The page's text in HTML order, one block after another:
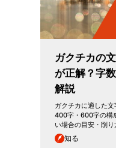
ガクチカの
が正解？字
解説
ガクチカに適した
400字・600字の構
い場合の目安・削
知る